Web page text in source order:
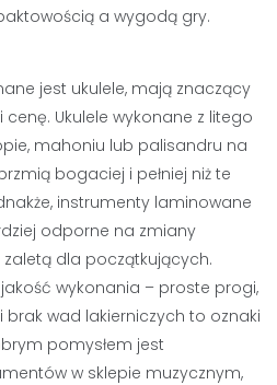
a wygodą gry.
jest ukulele, mają znaczący
Ukulele wykonane z litego
mahoniu lub palisandru na
bogaciej i pełniej niż te
instrumenty laminowane
odporne na zmiany
dla początkujących.
wykonania – proste progi,
wad lakierniczych to oznaki
pomysłem jest
w sklepie muzycznym,